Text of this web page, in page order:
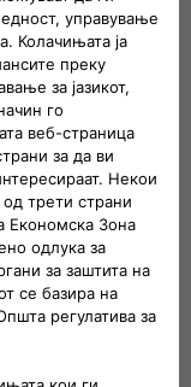
и ќе те водиме
нѐ за повеќе
резервни